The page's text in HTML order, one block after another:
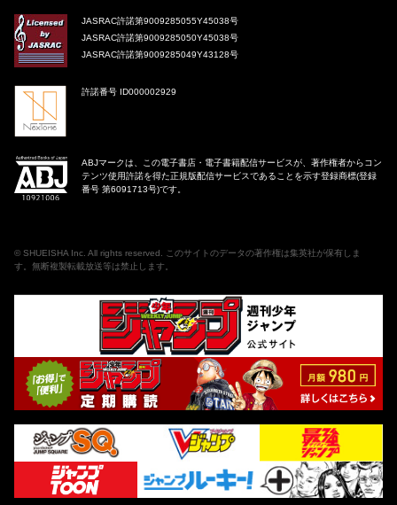
JASRAC許諾第9009285055Y45038号
JASRAC許諾第9009285050Y45038号
JASRAC許諾第9009285049Y43128号
許諾番号 ID000002929
ABJマークは、この電子書店・電子書籍配信サービスが、著作権者からコン
テンツ使用許諾を得た正規版配信サービスであることを示す登録商標(登録
番号 第6091713号)です。
© SHUEISHA Inc . All rights reserved. このサイトのデータの著作権は集英社が保有しま
す。無断複製転載放送等は禁止します。